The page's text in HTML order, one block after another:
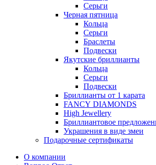
Серьги
Черная пятница
Кольца
Серьги
Браслеты
Подвески
Якутские бриллианты
Кольца
Серьги
Подвески
Бриллианты от 1 карата
FANCY DIAMONDS
High Jewellery
Бриллиантовое
Украшения в виде змеи
Подарочные сертификаты
О компании